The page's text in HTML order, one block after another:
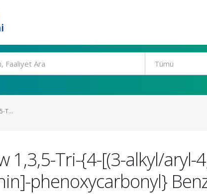
T...
Tri-{4-[(3-alkyl/aryl-
phenoxycarbonyl}